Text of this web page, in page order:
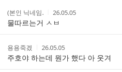
스
작
성
자
(본인 닉네임.
작
성
시
간
26.05.05
물따르는거 ㅅㅂ
작
성
자
용용죽겠
작
성
시
간
26.05.05
주호야 하는데 뭔가 했다 아 웃겨